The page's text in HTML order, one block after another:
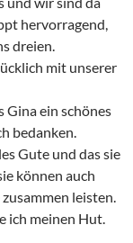
hervorragend,
dreien.
mit unserer
Gina ein schönes
bedanken.
Gute und das sie
können auch
leisten.
ich meinen Hut.